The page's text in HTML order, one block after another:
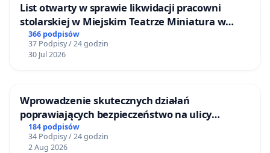
List otwarty w sprawie likwidacji pracowni
stolarskiej w Miejskim Teatrze Miniatura w
Gdańsku
366 podpisów
37 Podpisy / 24 godzin
30 Jul 2026
Wprowadzenie skutecznych działań
poprawiających bezpieczeństwo na ulicy
Żeromskiego w Otwocku
184 podpisów
34 Podpisy / 24 godzin
2 Aug 2026